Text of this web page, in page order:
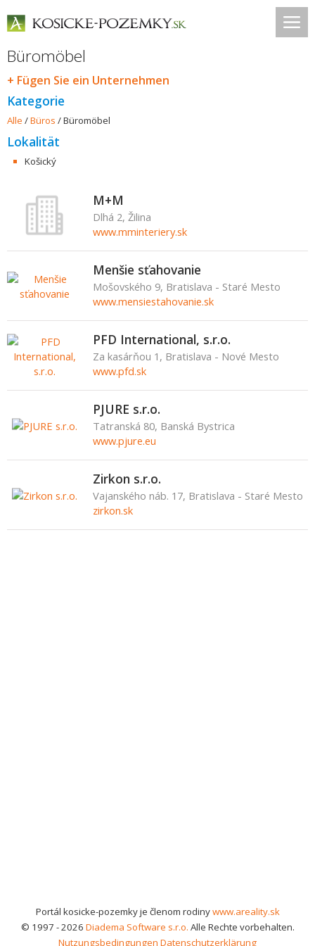
Büromöbel
+ Fügen Sie ein Unternehmen
Kategorie
Alle /Büros /Büromöbel
Lokalität
Košický
M+M
Dlhá 2, Žilina
www.mminteriery.sk
Menšie sťahovanie
Mošovského 9, Bratislava - Staré Mesto
www.mensiestahovanie.sk
PFD International, s.r.o.
Za kasárňou 1, Bratislava - Nové Mesto
www.pfd.sk
PJURE s.r.o.
Tatranská 80, Banská Bystrica
www.pjure.eu
Zirkon s.r.o.
Vajanského náb. 17, Bratislava - Staré Mesto
zirkon.sk
Portál kosicke-pozemky je členom rodinywww.areality.sk
© 1997 - 2026 Diadema Software s.r.o. Alle Rechte vorbehalten.
Nutzungsbedingungen Datenschutzerklärung